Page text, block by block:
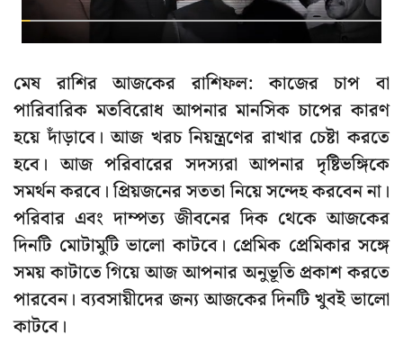
মেষ রাশির আজকের রাশিফল: কাজের চাপ বা
পারিবারিক মতবিরোধ আপনার মানসিক চাপের কারণ
হয়ে দাঁড়াবে। আজ খরচ নিয়ন্ত্রণের রাখার চেষ্টা করতে
হবে। আজ পরিবারের সদস্যরা আপনার দৃষ্টিভঙ্গিকে
সমর্থন করবে। প্রিয়জনের সততা নিয়ে সন্দেহ করবেন না।
পরিবার এবং দাম্পত্য জীবনের দিক থেকে আজকের
দিনটি মোটামুটি ভালো কাটবে। প্রেমিক প্রেমিকার সঙ্গে
সময় কাটাতে গিয়ে আজ আপনার অনুভূতি প্রকাশ করতে
পারবেন। ব্যবসায়ীদের জন্য আজকের দিনটি খুবই ভালো
কাটবে।